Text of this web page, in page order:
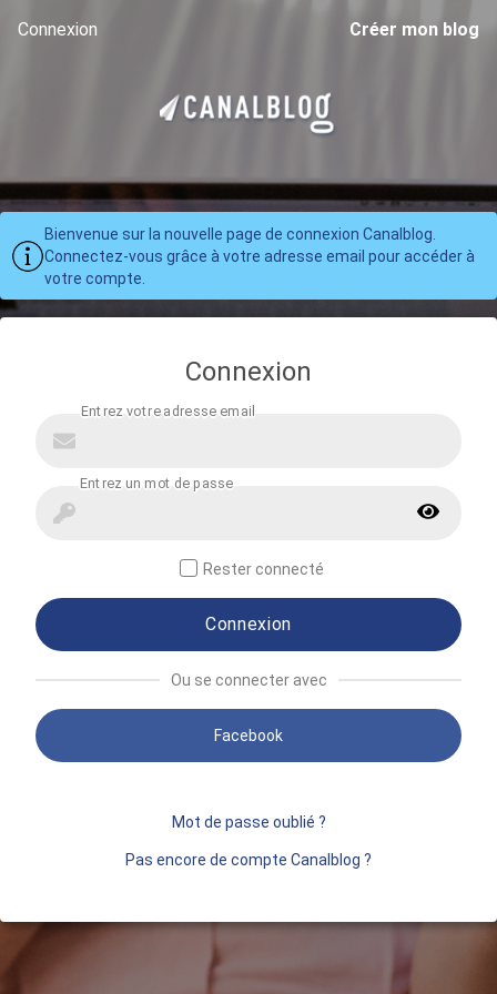
Connexion Créer mon blog
Bienvenue sur la nouvelle page de connexion Canalblog.
Connectez-vous grâce à votre adresse email pour accéder à
votre compte.
Connexion
Rester connecté
Connexion
Ou se connecter avec
Facebook
Mot de passe oublié ?
Pas encore de compte Canalblog ?